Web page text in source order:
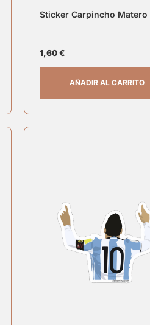
Sticker Carpincho Matero
1,60€
AÑADIR AL CARRITO